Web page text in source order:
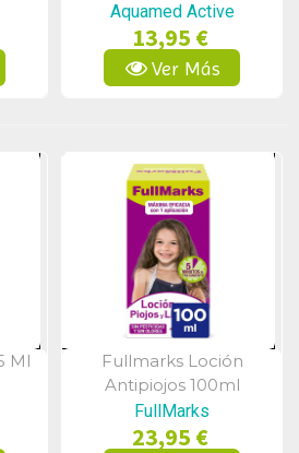
Aquamed Active
13,95 €
Ver Más
Ml Vista Rápida
Fullmarks Loción
Antipiojos 100ml
FullMarks
23,95 €